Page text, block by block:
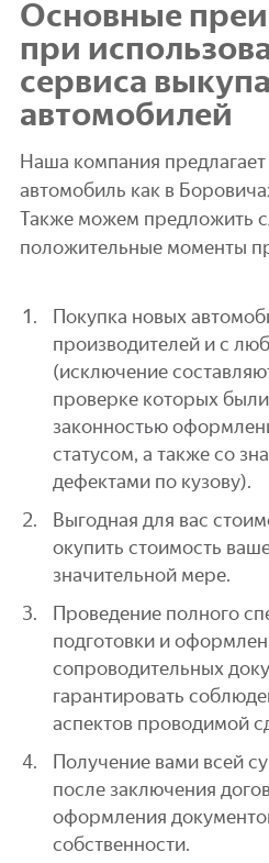
Основные
при
сервиса
автомобилей
Наша компания
автомобиль как в
Также можем предложить
положительные моменты
Покупка новых
производителей и с
(исключение
проверке которых
законностью
статусом, а также со
дефектами по кузову).
Выгодная для вас
окупить стоимость
значительной мере.
Проведение полного
подготовки и
сопроводительных
гарантировать
аспектов проводимой
Получение вами всей
после заключения
оформления
собственности.